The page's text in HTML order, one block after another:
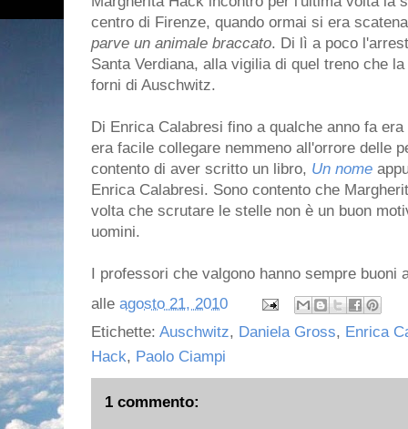
centro di Firenze, quando ormai si era
parve un animale braccato. Di lì a poco
Santa Verdiana, alla vigilia di quel treno che
forni di Auschwitz.
Di Enrica Calabresi fino a qualche anno fa
era facile collegare nemmeno all'orrore delle
contento di aver scritto un libro, Un nome
Enrica Calabresi. Sono contento che
volta che scrutare le stelle non è un buon
uomini.
I professori che valgono hanno sempre buoni
alle agosto 21, 2010
Etichette: Auschwitz, Daniela Gross, Enrica
Hack, Paolo Ciampi
1 commento: